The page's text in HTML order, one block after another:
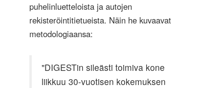
puhelinluetteloista ja autojen
rekisteröintitietueista. Näin he kuvaavat
metodologiaansa:
"DIGESTin sileästi toimiva kone
liikkuu 30-vuotisen kokemuksen